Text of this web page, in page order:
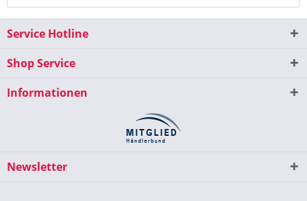
Service Hotline
Shop Service
Informationen
Newsletter